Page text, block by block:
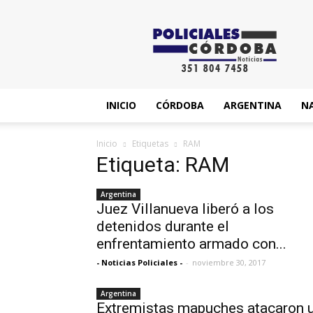
News
INICIO CÓRDOBA ARGENTINA
Inicio Etiquetas RAM
Etiqueta: RAM
Argentina
Juez Villanueva liberó a los
detenidos durante el
enfrentamiento armado con...
- Noticias Policiales - - noviembre 30, 2017
Argentina
Extremistas mapuches atacaron